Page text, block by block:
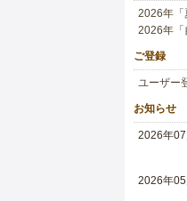
2026年「
2026年「
ご登録
ユーザー
お知らせ
2026年07
2026年05